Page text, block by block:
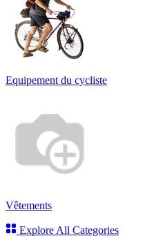
Equipement du cycliste
Vêtements
Explore All Categories